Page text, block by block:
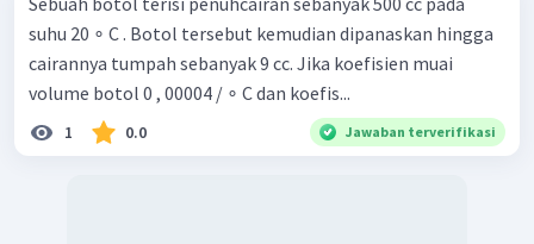
suhu 20 ∘ C . Botol tersebut kemudian dipanaskan hingga
cairannya tumpah sebanyak 9 cc. Jika koefisien muai
volume botol 0 , 00004 / ∘ C dan koefis...
1 0.0 Jawaban terverifikasi